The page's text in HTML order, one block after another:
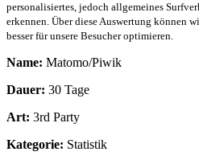
personalisiertes, jedoch allgemeines
erkennen. Über diese Auswertung können
besser für unsere Besucher optimieren.
Name: Matomo/Piwik
Dauer: 30 Tage
Art: 3rd Party
Kategorie: Statistik